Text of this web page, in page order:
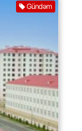
Gündəm